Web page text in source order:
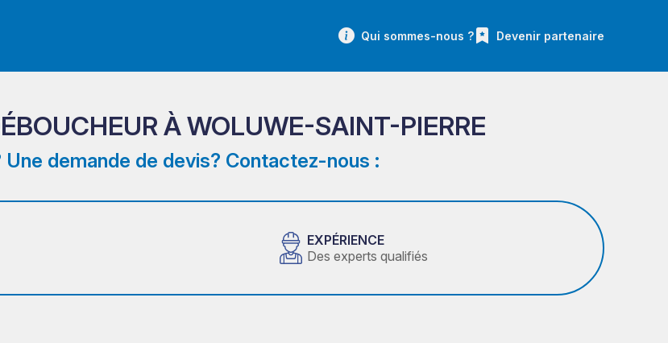
Qui sommes-nous ? Devenir partenaire
À WOLUWE-SAINT-PIERRE
Une demande de devis? Contactez-nous :
EXPÉRIENCE
Des experts qualifiés